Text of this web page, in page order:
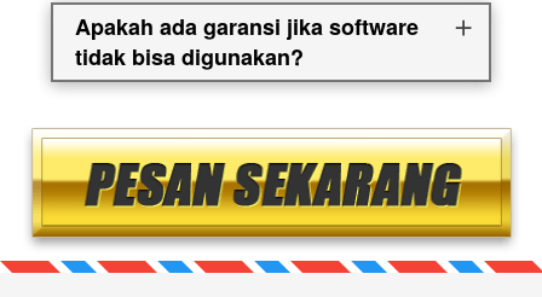
Apakah ada garansi jika software
tidak bisa digunakan?